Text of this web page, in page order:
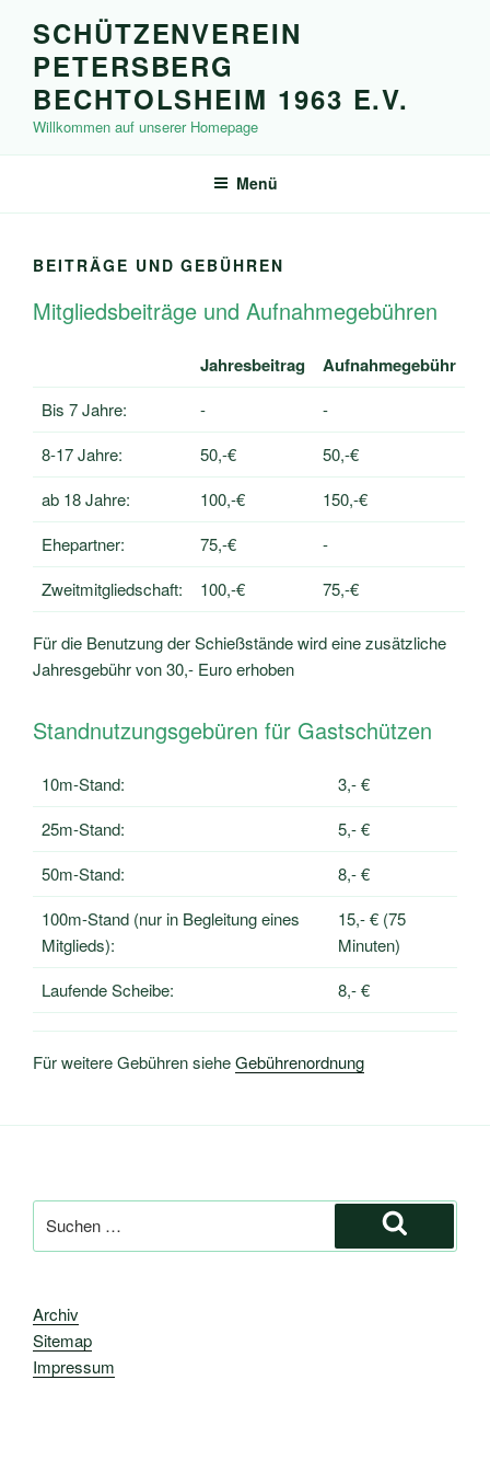
Inhalt
springen
SCHÜTZENVEREIN
PETERSBERG
BECHTOLSHEIM 1963 E.V.
Willkommen auf unserer Homepage
Menü
BEITRÄGE UND GEBÜHREN
Mitgliedsbeiträge und Aufnahmegebühren
Jahresbeitrag Aufnahmegebühr
Bis 7 Jahre: -
-
8-17 Jahre:
50,-€
50,-€
ab 18 Jahre:
100,-€
150,-€
Ehepartner:
75,-€
-
Zweitmitgliedschaft:
100,-€ 75,-€
Für die Benutzung der Schießstände wird eine zusätzliche
Jahresgebühr von 30,- Euro erhoben
Standnutzungsgebüren für Gastschützen
10m-Stand:
3,- €
25m-Stand:
5,- €
50m-Stand:
8,- €
100m-Stand (nur in Begleitung eines
Mitglieds):
15,- € (75
Minuten)
Laufende Scheibe:
8,- €
Für weitere Gebühren sieheGebührenordnung
nach:
Suchen
Archiv
Sitemap
Impressum